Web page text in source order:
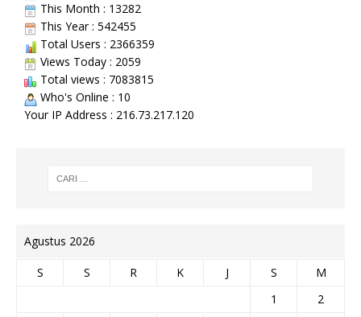
This Month : 13282
This Year : 542455
Total Users : 2366359
Views Today : 2059
Total views : 7083815
Who's Online : 10
Your IP Address : 216.73.217.120
Agustus 2026
S S R K J S
M
1
2